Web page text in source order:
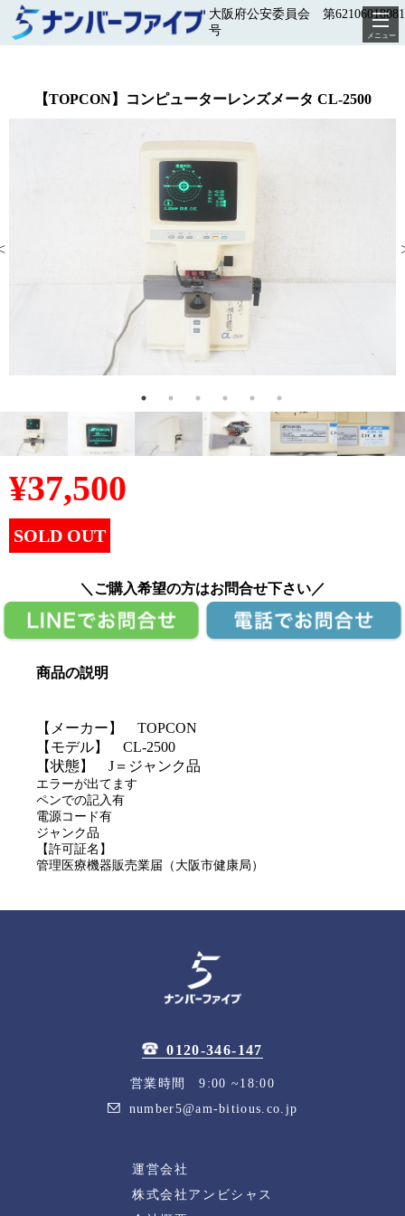
大阪府公安委員会 第
号
メニュー
【TOPCON】コンピューターレンズメータ CL-2500
¥37,500
SOLD OUT
＼ご購入希望の方はお問合せ下さい／
商品の説明
【メーカー】 TOPCON
【モデル】 CL-2500
【状態】 J＝ジャンク品
エラーが出てます
ペンでの記入有
電源コード有
ジャンク品
【許可証名】
管理医療機器販売業届（大阪市健康局）
0120-346-147
営業時間 9:00 ~18:00
number5@am-bitious.co.jp
運営会社
株式会社アンビシャス